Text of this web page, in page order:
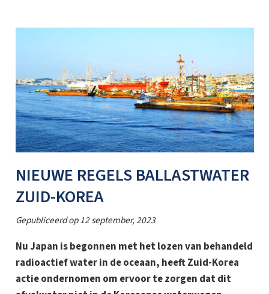
NIEUWE REGELS BALLASTWATER
ZUID-KOREA
Gepubliceerd op12 september, 2023
Nu Japan is begonnen met het lozen van behandeld
radioactief water in de oceaan, heeft Zuid-Korea
actie ondernomen om ervoor te zorgen dat dit